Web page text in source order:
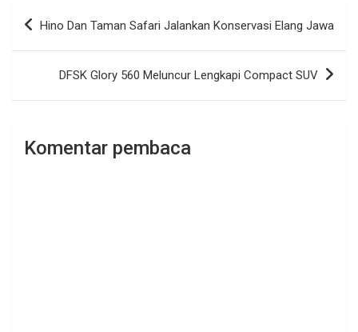
Navigasi
Hino Dan Taman Safari Jalankan Konservasi Elang Jawa
DFSK Glory 560 Meluncur Lengkapi Compact SUV
Komentar pembaca